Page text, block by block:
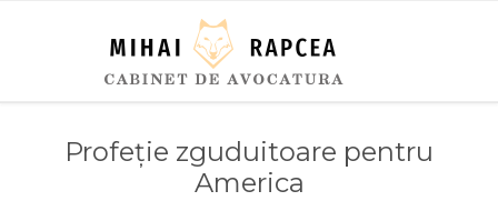
Profeție zguduitoare pentru
America